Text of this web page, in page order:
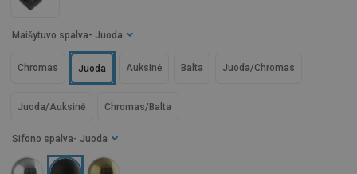
Sifono spalva - Juoda
Maišytuvo spalva - Juoda
Balta
Juoda
Chromas Auksinė
Chromas/Balta
Juoda/Chromas
Juoda/Auksinė